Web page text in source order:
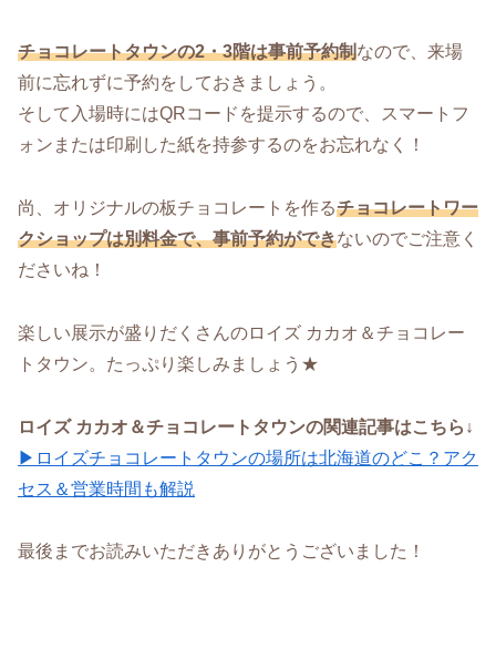
チョコレートタウンの2・3階は事前予約制なので、来場
前に忘れずに予約をしておきましょう。
そして入場時にはQRコードを提示するので、スマートフ
ォンまたは印刷した紙を持参するのをお忘れなく！
尚、オリジナルの板チョコレートを作るチョコレートワー
クショップは別料金で、事前予約ができないのでご注意く
ださいね！
楽しい展示が盛りだくさんのロイズ カカオ＆チョコレー
トタウン。たっぷり楽しみましょう★
ロイズ カカオ＆チョコレートタウンの関連記事はこちら↓
▶ロイズチョコレートタウンの場所は北海道のどこ？アク
セス＆営業時間も解説
最後までお読みいただきありがとうございました！